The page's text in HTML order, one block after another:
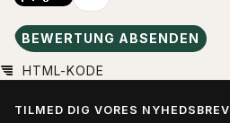
BEWERTUNG ABSENDEN
HTML-KODE
TILMED DIG VORES NYHEDSBREV